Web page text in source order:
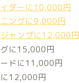
ダーに10,000円
ングに9,000円
ャンプに12,000円
に15,000円
ドに11,000円
12,000円